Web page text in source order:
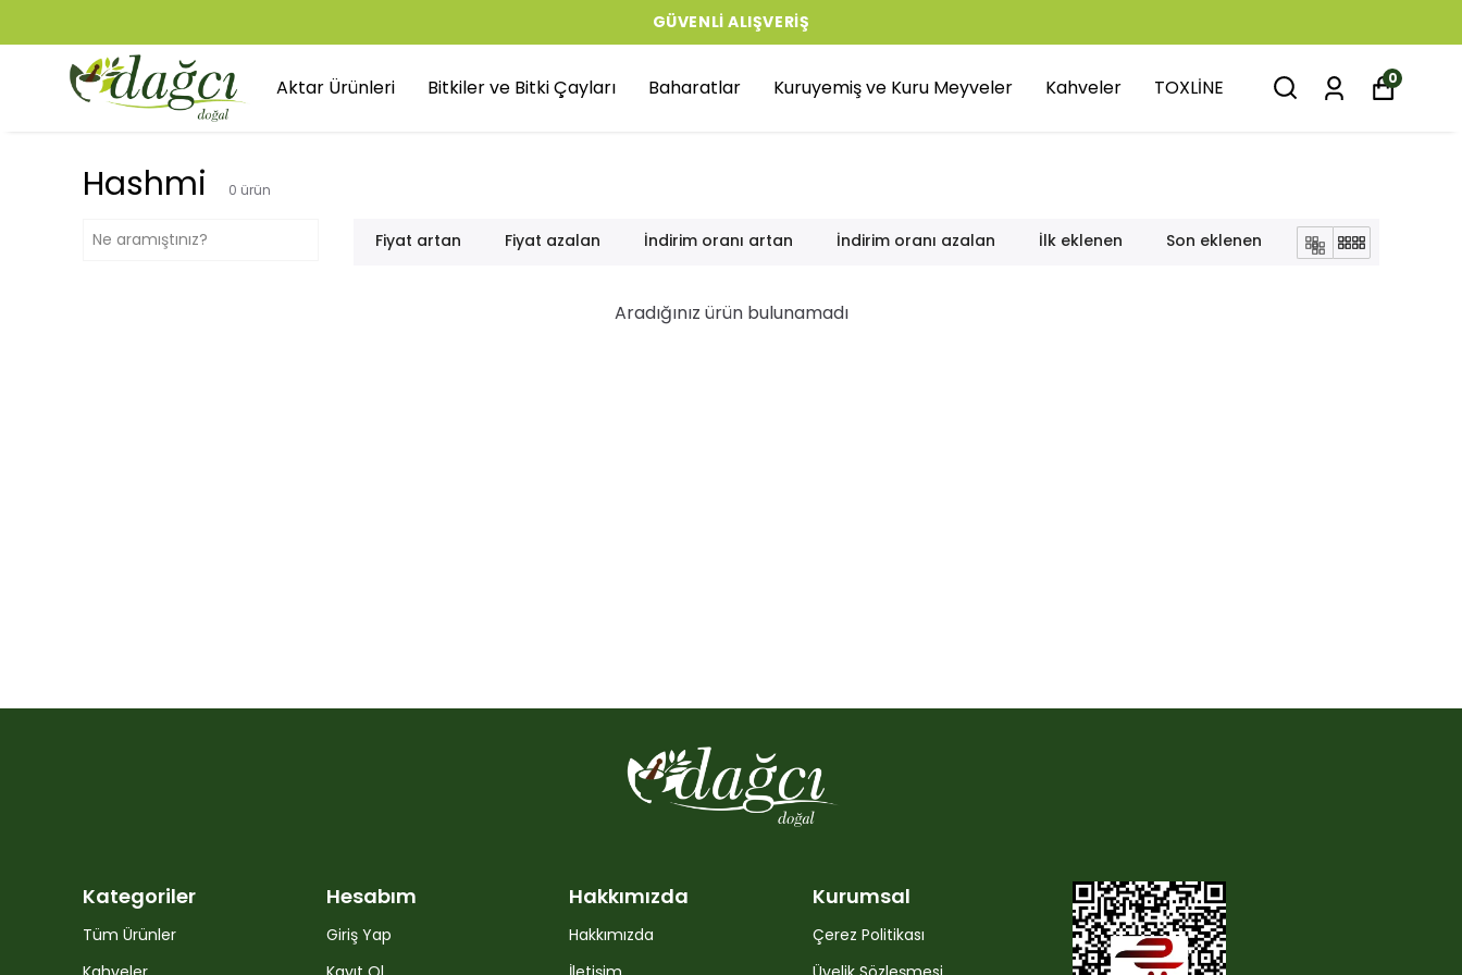
GÜVENLI ALIŞVERIŞ
Aktar Ürünleri Bitkiler ve Bitki Çayları Baharatlar Kuruyemiş ve Kuru Meyveler Kahveler TOXLİNE 0
Hashmi 0 ürün
Fiyat artan Fiyat azalan İndirim oranı artan İndirim oranı azalan İlk eklenen Son eklenen
Aradığınız ürün bulunamadı
Kategoriler
Tüm Ürünler
Hesabım
Giriş Yap
Hakkımızda
Hakkımızda
Kurumsal
Çerez Politikası